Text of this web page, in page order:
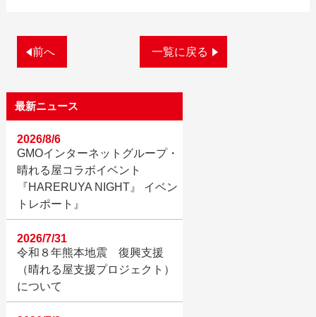
前へ 一覧に戻る
最新ニュース
GMOインターネットグループ・
晴れる屋コラボイベント
『HARERUYA NIGHT』 イベン
トレポート』
2026/8/6
令和８年熊本地震 復興支援
（晴れる屋支援プロジェクト）
について
2026/7/31